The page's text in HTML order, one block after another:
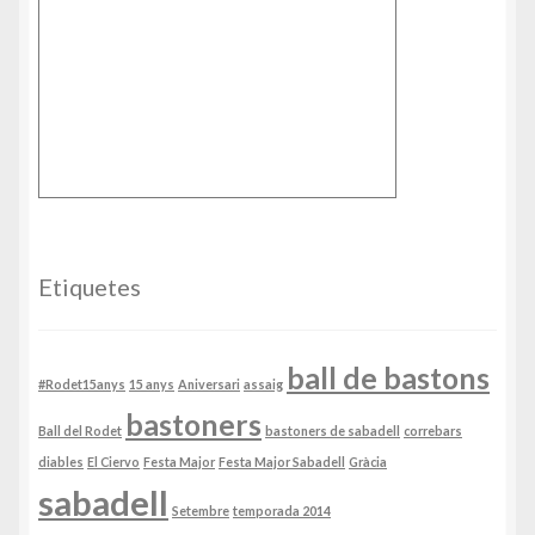
Etiquetes
#Rodet15anys 15 anys Aniversari assaig ball de bastons
Ball del Rodet bastoners bastoners de sabadell correbars
diables El Ciervo Festa Major Festa Major Sabadell Gràcia
sabadell Setembre temporada 2014